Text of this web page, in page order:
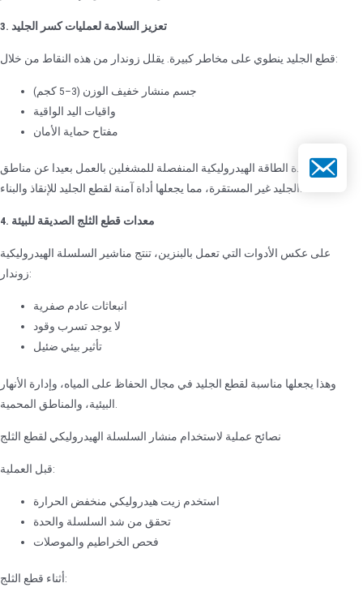
3. تعزيز السلامة لعمليات كسر الجليد
قطع الجليد ينطوي على مخاطر كبيرة. يقلل زوندار من هذه النقاط من خلال:
جسم منشار خفيف الوزن (3–5 كجم)
واقيات اليد الواقية
مفتاح حماية الأمان
تسمح وحدة الطاقة الهيدروليكية المنفصلة للمشغلين بالعمل بعيدا عن مناطق
الجليد غير المستقرة، مما يجعلها أداة آمنة لقطع الجليد للإنقاذ والبناء.
4. معدات قطع الثلج الصديقة للبيئة
على عكس الأدوات التي تعمل بالبنزين، تنتج مناشير السلسلة الهيدروليكية
زوندار:
انبعاثات عادم صفرية
لا يوجد تسرب وقود
تأثير بيئي ضئيل
وهذا يجعلها مناسبة لقطع الجليد في مجال الحفاظ على المياه، وإدارة الأنهار
نصائح عملية لاستخدام منشار السلسلة الهيدروليكي لقطع الثلج
قبل العملية:
استخدم زيت هيدروليكي منخفض الحرارة
تحقق من شد السلسلة والحدة
فحص الخراطيم والموصلات
أثناء قطع الثلج:
الإلكتروني